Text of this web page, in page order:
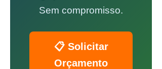
Sem compromisso.
📋 Solicitar
Orçamento